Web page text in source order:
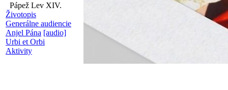
Pápež Lev XIV.
Životopis
Generálne audiencie
Anjel Pána [audio]
Urbi et Orbi
Aktivity